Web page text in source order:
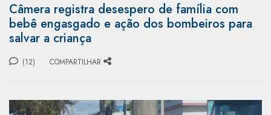
Câmera registra desespero de família com
bebê engasgado e ação dos bombeiros para
salvar a criança
(12) COMPARTILHAR